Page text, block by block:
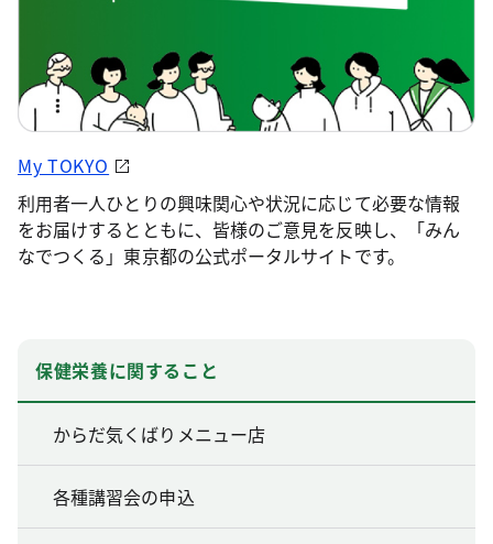
My TOKYO
利用者一人ひとりの興味関心や状況に応じて必要な情報
をお届けするとともに、皆様のご意見を反映し、「みん
なでつくる」東京都の公式ポータルサイトです。
保健栄養に関すること
からだ気くばりメニュー店
各種講習会の申込